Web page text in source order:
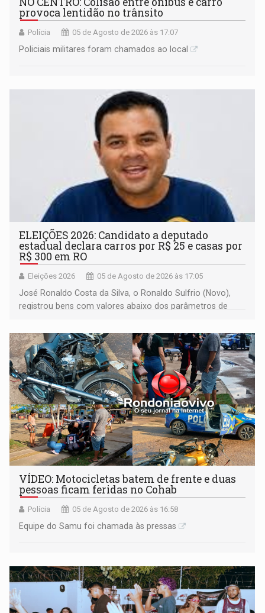
provoca lentidão no trânsito
Polícia 05 de Agosto de 2026 às 17:07
Policiais militares foram chamados ao local
ELEIÇÕES 2026: Candidato a deputado
estadual declara carros por R$ 25 e casas por
R$ 300 em RO
Eleições 2026 05 de Agosto de 2026 às 17:05
José Ronaldo Costa da Silva, o Ronaldo Sulfrio (Novo),
registrou bens com valores abaixo dos parâmetros de
milhões
VÍDEO: Motocicletas batem de frente e duas
pessoas ficam feridas no Cohab
Polícia 05 de Agosto de 2026 às 16:58
Equipe do Samu foi chamada às pressas